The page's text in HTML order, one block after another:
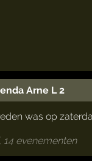
Arne L 2
was op
14 evenementen